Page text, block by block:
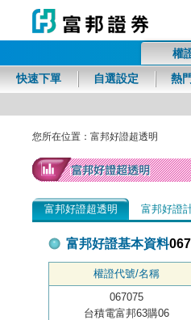
富邦證券
權
快速下單
自選設定 熱
您所在位置：富邦好證超透明
富邦好證超透明 富邦好證
富邦好證基本資料
權證代號/名稱
067075
台積電富邦63購06